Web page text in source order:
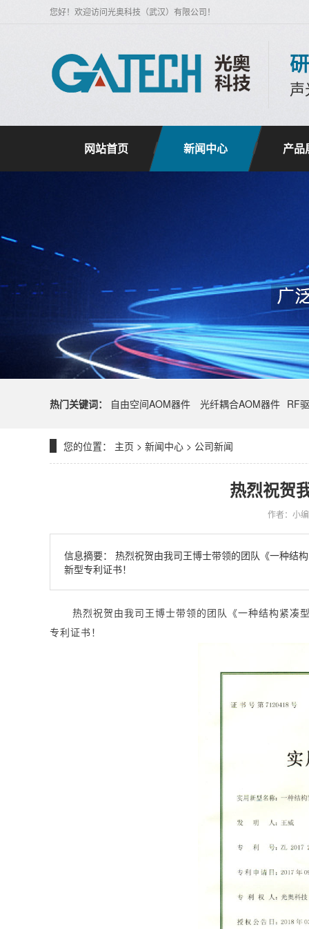
您好！欢迎访问光奥科技（武汉）有限公司！
网站首页 新闻中心 产品
热门关键词： 自由空间AOM器件 光纤耦合AOM器件 RF
您的位置： 主页 > 新闻中心 > 公司新闻
热烈祝贺
作者：小编
信息摘要： 热烈祝贺由我司王博士带领的团队《一种结
新型专利证书！
热烈祝贺由我司王博士带领的团队《一种结构紧凑
专利证书！